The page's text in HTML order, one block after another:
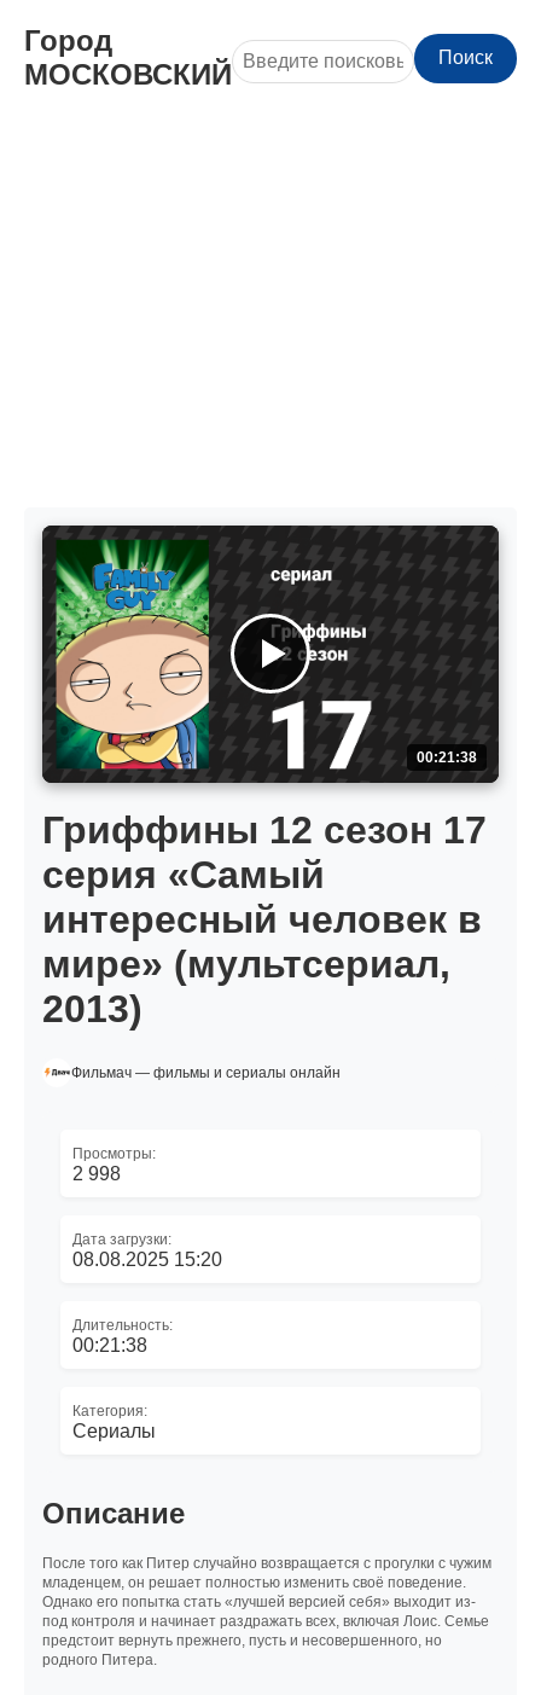
Город
МОСКОВСКИЙ
Поиск
00:21:38
Гриффины 12 сезон 17
серия «Самый
интересный человек в
мире» (мультсериал,
2013)
Фильмач — фильмы и сериалы онлайн
Просмотры:
2 998
Дата загрузки:
08.08.2025 15:20
Длительность:
00:21:38
Категория:
Сериалы
Описание
После того как Питер случайно возвращается с прогулки с чужим
младенцем, он решает полностью изменить своё поведение.
Однако его попытка стать «лучшей версией себя» выходит из-
под контроля и начинает раздражать всех, включая Лоис. Семье
предстоит вернуть прежнего, пусть и несовершенного, но
родного Питера.